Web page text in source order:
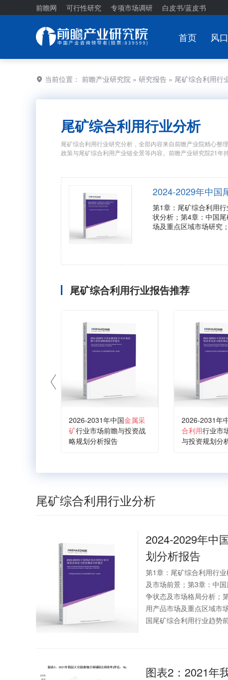
前瞻网 可行性研究 专项市场调研 白皮书/蓝皮书
首页 风
当前位置： 前瞻产业研究院 » 研究报告 » 尾矿综合利用行
尾矿综合利用行业分析
尾矿综合利用行业研究分析，全部内容来自前瞻产业院精心整
政策与尾矿综合利用产业链全景等内容。前瞻产业研究院21年
2024-2029年中国
第1章：尾矿综合利用
状分析；第4章：中国
场及重点区域市场研究
尾矿综合利用行业报告推荐
2026-2031年中国金属采
矿行业市场前瞻与投资战
略规划分析报告
2026-2031年
合利用行业市
与投资规划分
尾矿综合利用行业分析
2024-2029年中
划分析报告
第1章：尾矿综合利用行
及市场前景；第3章：中
争状态及市场格局分析；
用产品市场及重点区域市
国尾矿综合利用行业趋势
图表2：2021年